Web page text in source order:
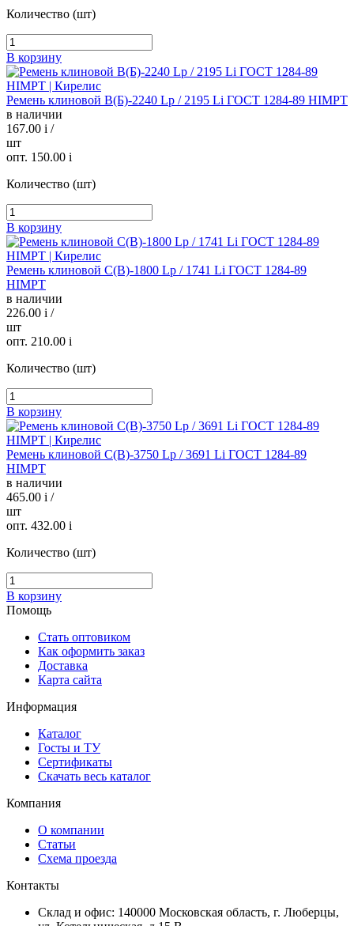
Количество (шт)
В корзину
Ремень клиновой В(Б)-2240 Lp / 2195 Li ГОСТ 1284-89 HIMPT
в наличии
167.00 i /
шт
опт. 150.00 i
Количество (шт)
В корзину
Ремень клиновой С(В)-1800 Lp / 1741 Li ГОСТ 1284-89
HIMPT
в наличии
226.00 i /
шт
опт. 210.00 i
Количество (шт)
В корзину
Ремень клиновой С(В)-3750 Lp / 3691 Li ГОСТ 1284-89
HIMPT
в наличии
465.00 i /
шт
опт. 432.00 i
Количество (шт)
В корзину
Помощь
Стать оптовиком
Как оформить заказ
Доставка
Карта сайта
Информация
Каталог
Госты и ТУ
Сертификаты
Скачать весь каталог
Компания
О компании
Статьи
Схема проезда
Контакты
Склад и офис: 140000 Московская область, г. Люберцы,